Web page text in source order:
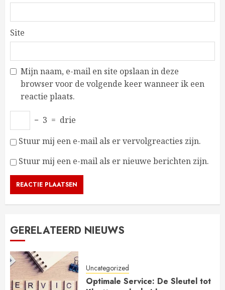
Site
Mijn naam, e-mail en site opslaan in deze
browser voor de volgende keer wanneer ik een
reactie plaats.
− 3 = drie
Stuur mij een e-mail als er vervolgreacties zijn.
Stuur mij een e-mail als er nieuwe berichten zijn.
GERELATEERD NIEUWS
Uncategorized
Optimale Service: De Sleutel tot